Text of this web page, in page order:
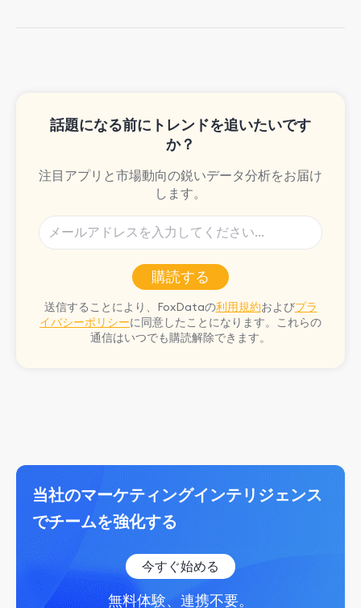
話題になる前にトレンドを追いたいです
か？
注目アプリと市場動向の鋭いデータ分析をお届け
します。
購読する
送信することにより、FoxDataの利用規約およびプラ
イバシーポリシーに同意したことになります。これらの
通信はいつでも購読解除できます。
当社のマーケティングインテリジェンス
でチームを強化する
今すぐ始める
無料体験、連携不要。